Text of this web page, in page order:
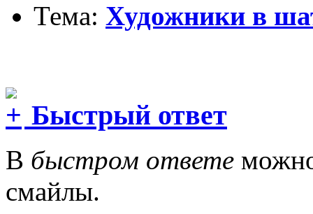
Тема: Художники в
Быстрый ответ
В быстром ответе
смайлы.